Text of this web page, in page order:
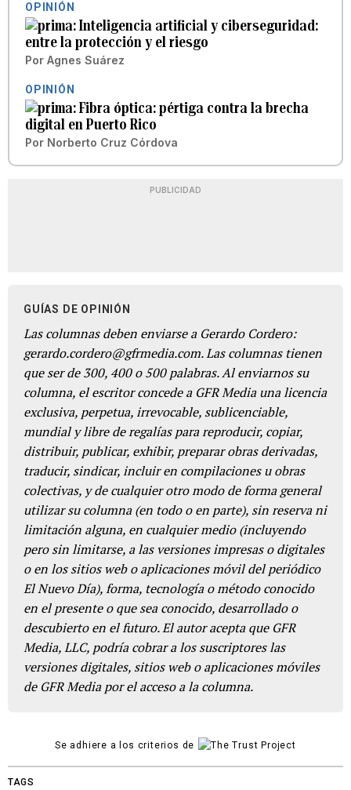
OPINIÓN
Inteligencia artificial y ciberseguridad:
entre la protección y el riesgo
Por Agnes Suárez
OPINIÓN
Fibra óptica: pértiga contra la brecha
digital en Puerto Rico
Por Norberto Cruz Córdova
PUBLICIDAD
GUÍAS DE OPINIÓN
Las columnas deben enviarse a Gerardo Cordero:
gerardo.cordero@gfrmedia.com. Las columnas tienen
que ser de 300, 400 o 500 palabras. Al enviarnos su
columna, el escritor concede a GFR Media una licencia
exclusiva, perpetua, irrevocable, sublicenciable,
mundial y libre de regalías para reproducir, copiar,
distribuir, publicar, exhibir, preparar obras derivadas,
traducir, sindicar, incluir en compilaciones u obras
colectivas, y de cualquier otro modo de forma general
utilizar su columna (en todo o en parte), sin reserva ni
limitación alguna, en cualquier medio (incluyendo
pero sin limitarse, a las versiones impresas o digitales
o en los sitios web o aplicaciones móvil del periódico
El Nuevo Día), forma, tecnología o método conocido
en el presente o que sea conocido, desarrollado o
descubierto en el futuro. El autor acepta que GFR
Media, LLC, podría cobrar a los suscriptores las
versiones digitales, sitios web o aplicaciones móviles
de GFR Media por el acceso a la columna.
Se adhiere a los criterios de
TAGS